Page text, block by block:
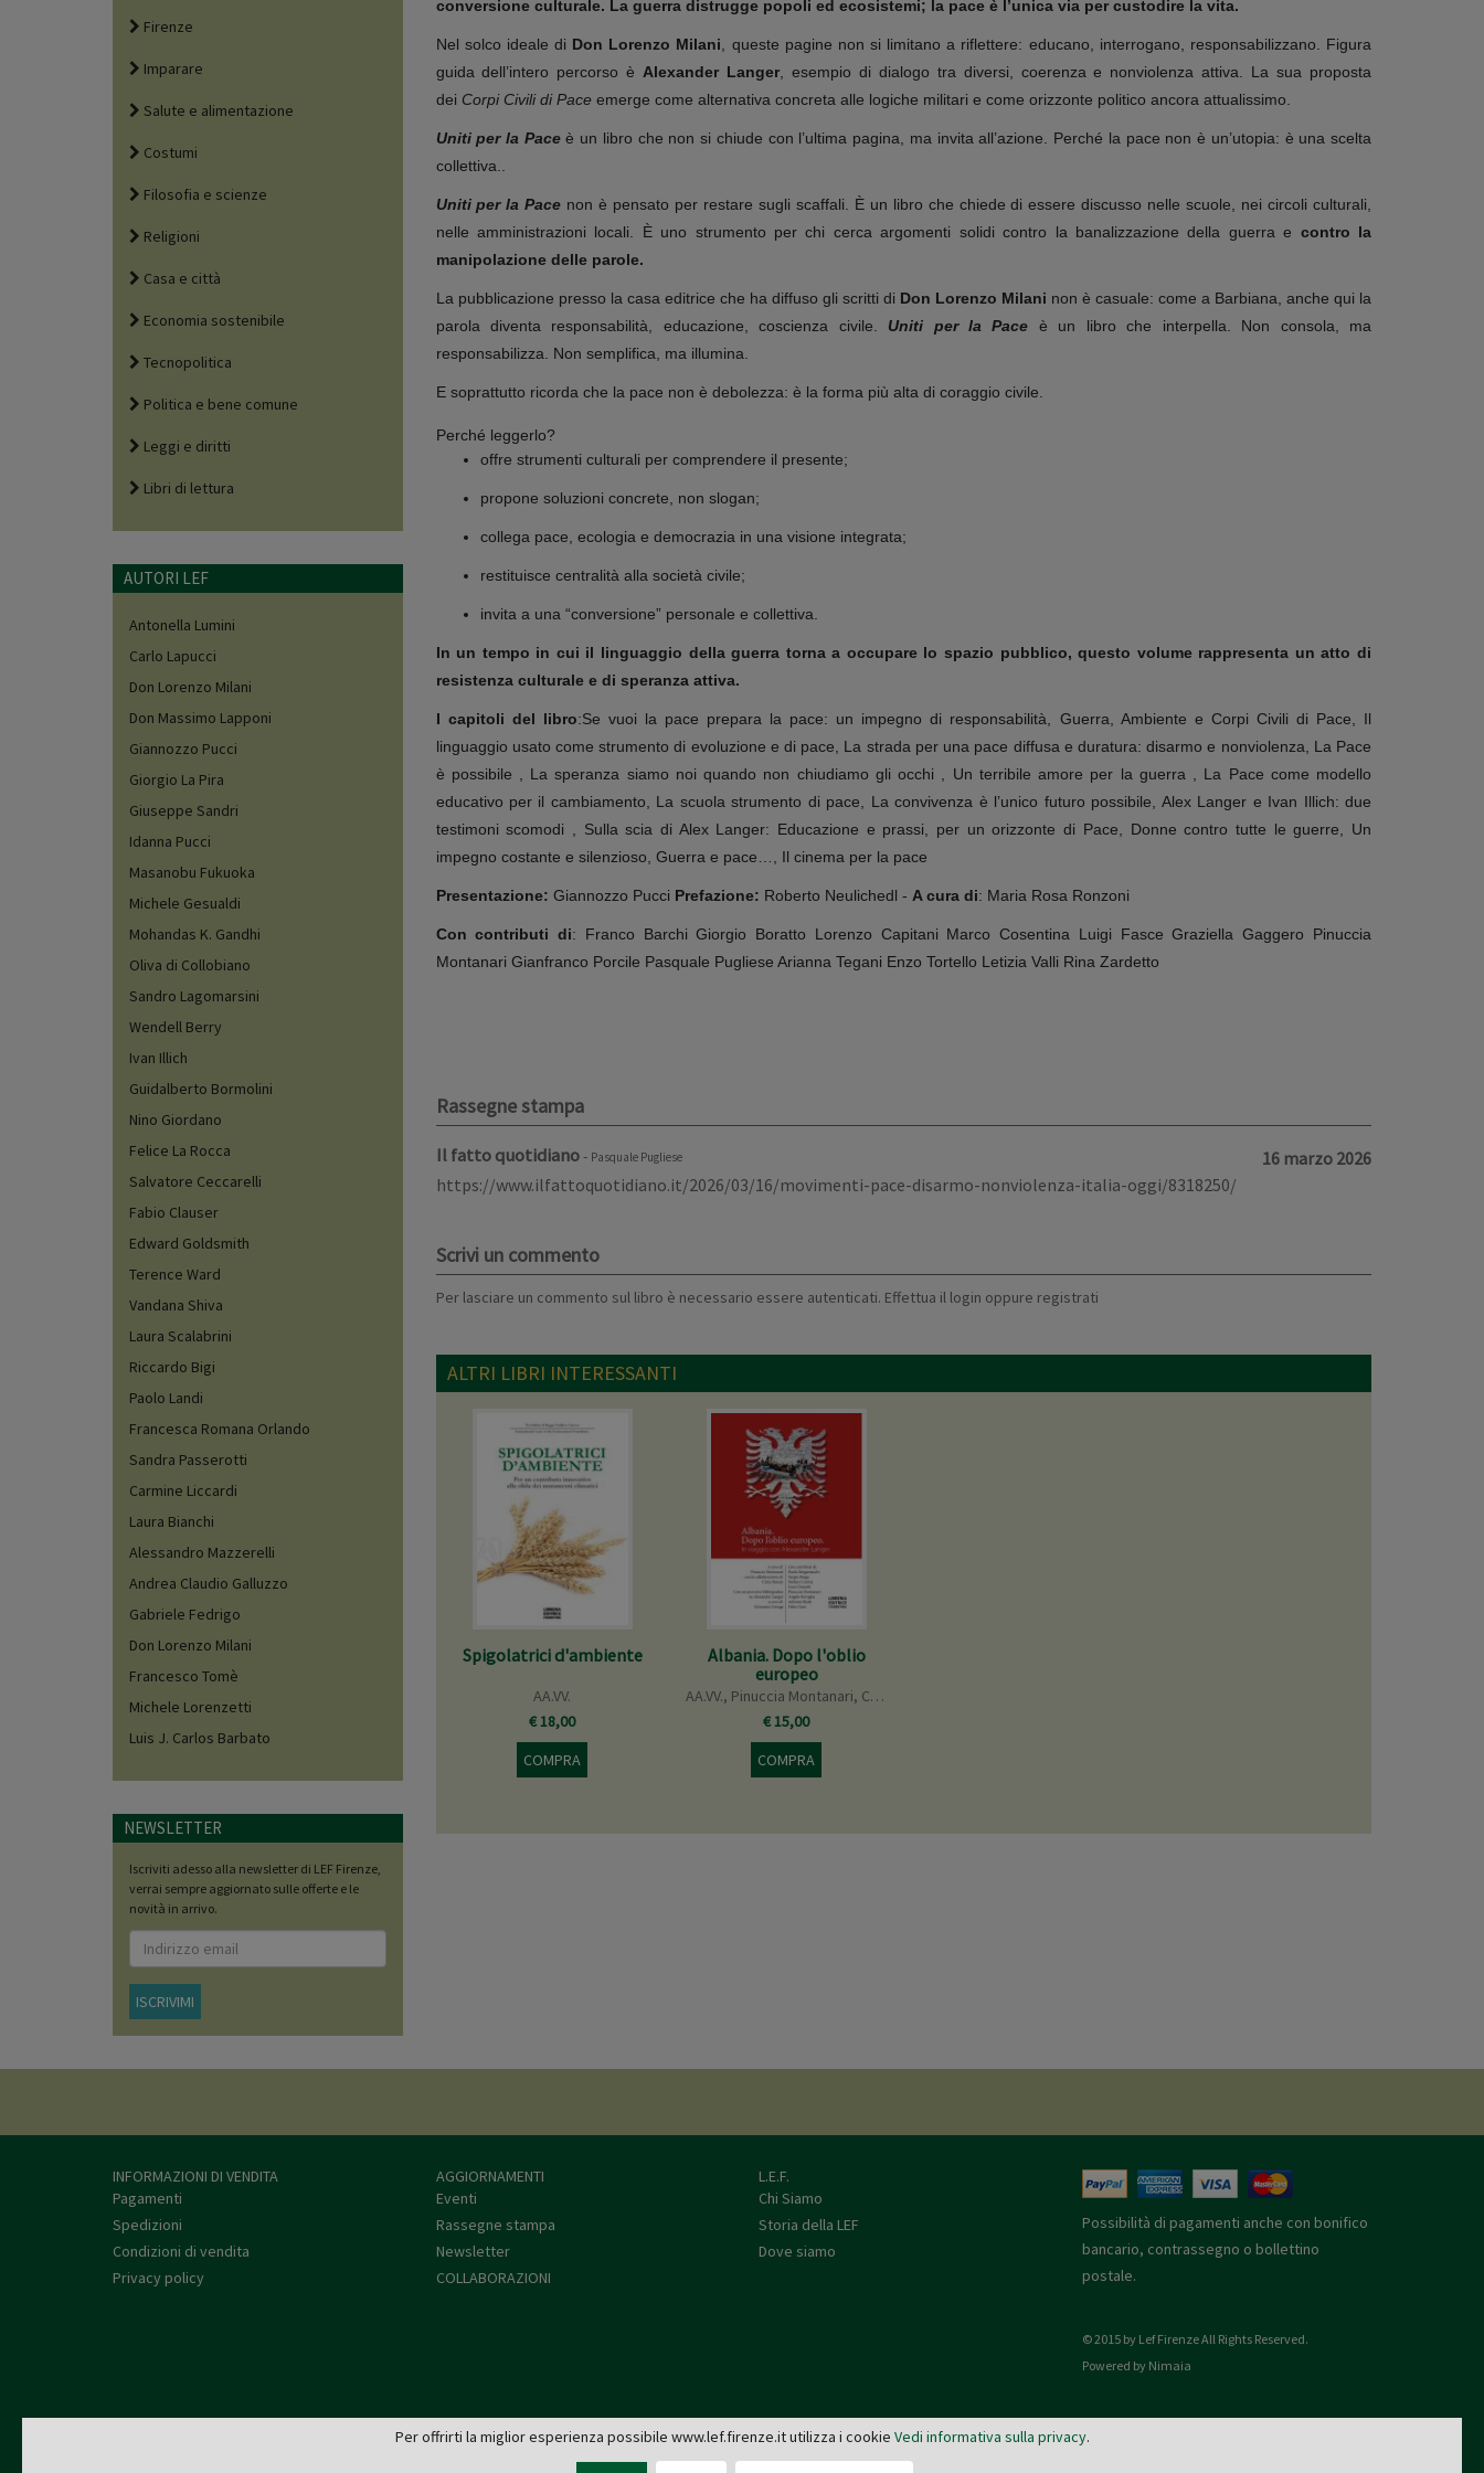
conversione culturale. La guerra distrugge popoli ed ecosistemi; la pace è l’unica via per custodire la vita.
Nel solco ideale di Don Lorenzo Milani , queste pagine non si limitano a riflettere: educano, interrogano, responsabilizzano. Figura
guida dell’intero percorso è Alexander Langer , esempio di dialogo tra diversi, coerenza e nonviolenza attiva. La sua proposta
dei Corpi Civili di Paceemerge come alternativa concreta alle logiche militari e come orizzonte politico ancora attualissimo.
Uniti per la Paceè un libro che non si chiude con l’ultima pagina, ma invita all’azione. Perché la pace non è un’utopia: è una scelta
collettiva..
Uniti per la Pace non è pensato per restare sugli scaffali. È un libro che chiede di essere discusso nelle scuole, nei circoli culturali,
nelle amministrazioni locali. È uno strumento per chi cerca argomenti solidi contro la banalizzazione della guerra e contro la
manipolazione delle parole.
La pubblicazione presso la casa editrice che ha diffuso gli scritti di Don Lorenzo Milani non è casuale: come a Barbiana, anche qui la
parola diventa responsabilità, educazione, coscienza civile. Uniti per la Pace è un libro che interpella. Non consola, ma
responsabilizza. Non semplifica, ma illumina.
E soprattutto ricorda che la pace non è debolezza: è la forma più alta di coraggio civile.
Perché leggerlo?
offre strumenti culturali per comprendere il presente;
propone soluzioni concrete, non slogan;
collega pace, ecologia e democrazia in una visione integrata;
restituisce centralità alla società civile;
invita a una “conversione” personale e collettiva.
In un tempo in cui il linguaggio della guerra torna a occupare lo spazio pubblico, questo volume rappresenta un atto di
resistenza culturale e di speranza attiva.
I capitoli del libro:Se vuoi la pace prepara la pace: un impegno di responsabilità, Guerra, Ambiente e Corpi Civili di Pace, Il
linguaggio usato come strumento di evoluzione e di pace, La strada per una pace diffusa e duratura: disarmo e nonviolenza, La Pace
è possibile , La speranza siamo noi quando non chiudiamo gli occhi , Un terribile amore per la guerra , La Pace come modello
educativo per il cambiamento, La scuola strumento di pace, La convivenza è l’unico futuro possibile, Alex Langer e Ivan Illich: due
testimoni scomodi , Sulla scia di Alex Langer: Educazione e prassi, per un orizzonte di Pace, Donne contro tutte le guerre, Un
impegno costante e silenzioso, Guerra e pace…, Il cinema per la pace
Presentazione: Giannozzo Pucci Prefazione: Roberto Neulichedl - A cura di: Maria Rosa Ronzoni
Con contributi di: Franco Barchi Giorgio Boratto Lorenzo Capitani Marco Cosentina Luigi Fasce Graziella Gaggero Pinuccia
Montanari Gianfranco Porcile Pasquale Pugliese Arianna Tegani Enzo Tortello Letizia Valli Rina Zardetto
Rassegne stampa
Il fatto quotidiano- Pasquale Pugliese
16 marzo 2026
https://www.ilfattoquotidiano.it/2026/03/16/movimenti-pace-disarmo-nonviolenza-italia-oggi/8318250/
Scrivi un commento
Per lasciare un commento sul libro è necessario essere autenticati. Effettua il login oppure registrati
ALTRI LIBRI INTERESSANTI
Spigolatrici d'ambiente
AA.VV.
€ 18,00
COMPRA
Albania. Dopo l'oblio
europeo
AA.VV., Pinuccia Montanari, Clara Bassan
€ 15,00
COMPRA
Firenze
Imparare
Salute e alimentazione
Costumi
Filosofia e scienze
Religioni
Casa e città
Economia sostenibile
Tecnopolitica
Politica e bene comune
Leggi e diritti
Libri di lettura
AUTORI LEF
Antonella Lumini
Carlo Lapucci
Don Lorenzo Milani
Don Massimo Lapponi
Giannozzo Pucci
Giorgio La Pira
Giuseppe Sandri
Idanna Pucci
Masanobu Fukuoka
Michele Gesualdi
Mohandas K. Gandhi
Oliva di Collobiano
Sandro Lagomarsini
Wendell Berry
Ivan Illich
Guidalberto Bormolini
Nino Giordano
Felice La Rocca
Salvatore Ceccarelli
Fabio Clauser
Edward Goldsmith
Terence Ward
Vandana Shiva
Laura Scalabrini
Riccardo Bigi
Paolo Landi
Francesca Romana Orlando
Sandra Passerotti
Carmine Liccardi
Laura Bianchi
Alessandro Mazzerelli
Andrea Claudio Galluzzo
Gabriele Fedrigo
Don Lorenzo Milani
Francesco Tomè
Michele Lorenzetti
Luis J. Carlos Barbato
NEWSLETTER
Iscriviti adesso alla newsletter di LEF Firenze,
verrai sempre aggiornato sulle offerte e le
novità in arrivo.
ISCRIVIMI
INFORMAZIONI DI VENDITA
Pagamenti
Spedizioni
Condizioni di vendita
Privacy policy
AGGIORNAMENTI
Eventi
Rassegne stampa
Newsletter
COLLABORAZIONI
L.E.F.
Chi Siamo
Storia della LEF
Dove siamo
Possibilità di pagamenti anche con bonifico
bancario, contrassegno o bollettino
postale.
© 2015 by Lef Firenze All Rights Reserved.
Powered by Nimaia
L.E.F. - Via de' Pucci, 4 - 50122 Firenze
Tel: 055 579921 - Fax: 055 2399342 - C.F. e P.IVA 03745190482 -editrice@lef.firenze.it
Per offrirti la miglior esperienza possibile www.lef.firenze.it utilizza i cookie Vedi informativa sulla privacy.